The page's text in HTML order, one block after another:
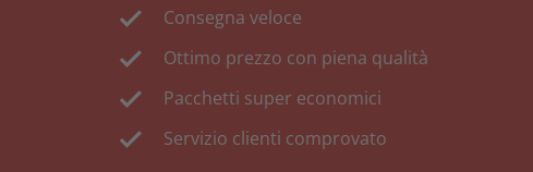
Consegna veloce
Ottimo prezzo con piena qualità
Pacchetti super economici
Servizio clienti comprovato